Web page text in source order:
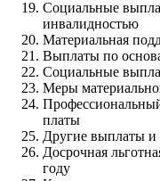
Социальные
инвалидностью
Материальная
Выплаты по
Социальные
Меры
платы
Другие выплаты и
Досрочная
году